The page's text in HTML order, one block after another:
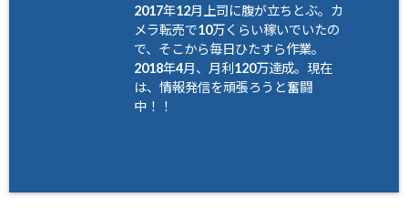
2017年12月上司に腹が立ちとぶ。カ
メラ転売で10万くらい稼いでいたの
で、そこから毎日ひたすら作業。
2018年4月、月利120万達成。現在
は、情報発信を頑張ろうと奮闘
中！！